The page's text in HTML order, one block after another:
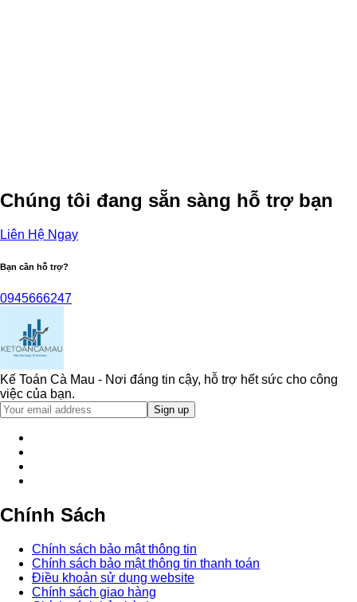
Chúng tôi đang sẵn sàng hỗ trợ bạn
Liên Hệ Ngay
Bạn cần hỗ trợ?
0945666247
Kế Toán Cà Mau - Nơi đáng tin cậy, hỗ trợ hết sức cho công
việc của bạn.
Chính Sách
Chính sách bảo mật thông tin
Chính sách bảo mật thông tin thanh toán
Điều khoản sử dụng website
Chính sách giao hàng